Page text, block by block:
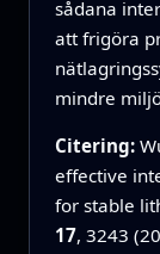
sådana
att frigöra
mindre
Citering:
effective
for stable
17, 3243